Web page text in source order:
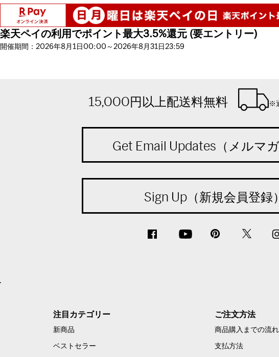
楽天ペイの利用でポイント最大3.5%還元 (要エントリー)
開催期間：2026年8月1日00:00～2026年8月31日23:59
15,000円以上配送料無料 ※
Get Email Updates（メルマガ
Sign Up（新規会員登録）
注目カテゴリー
新商品
ベストセラー
ご注文方法
商品購入までの流れ
支払方法